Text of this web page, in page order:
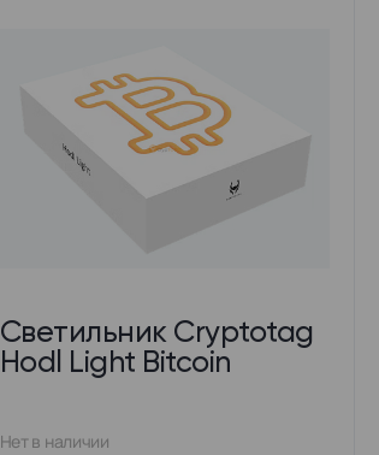
Cветильник Cryptotag
Hodl Light Bitcoin
Нет в наличии